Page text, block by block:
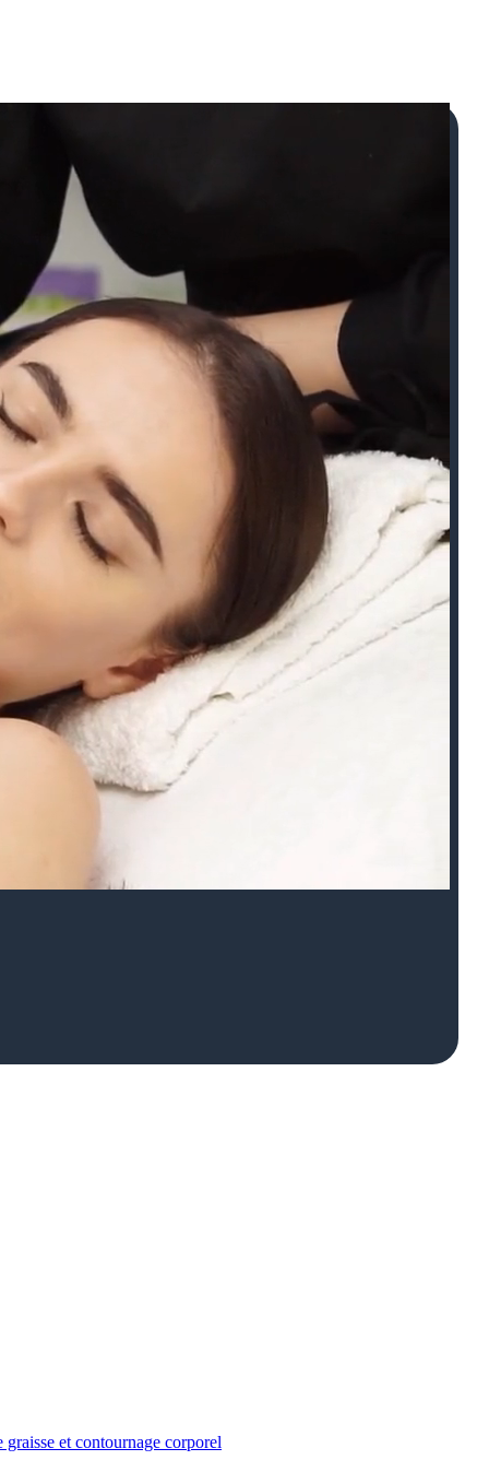
du visage et du corps
graisse et contournage corporel